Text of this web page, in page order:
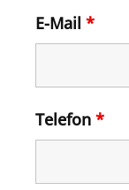
E-Mail *
Telefon *